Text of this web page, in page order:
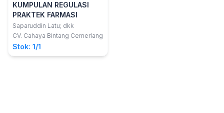
KUMPULAN REGULASI
PRAKTEK FARMASI
Saparuddin Latu; dkk
CV. Cahaya Bintang Cemerlang
Stok: 1/1